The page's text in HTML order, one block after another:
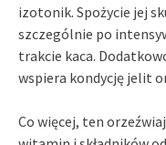
izotonik. Spożycie jej
szczególnie po
trakcie kaca.
wspiera kondycję jelit
Co więcej, ten